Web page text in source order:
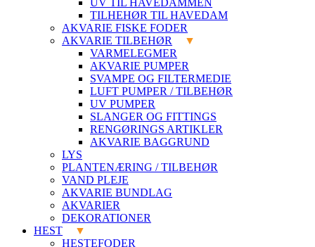
UV TIL HAVEDAMMEN
TILHEHØR TIL HAVEDAM
AKVARIE FISKE FODER
AKVARIE TILBEHØR
VARMELEGMER
AKVARIE PUMPER
SVAMPE OG FILTERMEDIE
LUFT PUMPER / TILBEHØR
UV PUMPER
SLANGER OG FITTINGS
RENGØRINGS ARTIKLER
AKVARIE BAGGRUND
LYS
PLANTENÆRING / TILBEHØR
VAND PLEJE
AKVARIE BUNDLAG
AKVARIER
DEKORATIONER
HEST
HESTEFODER